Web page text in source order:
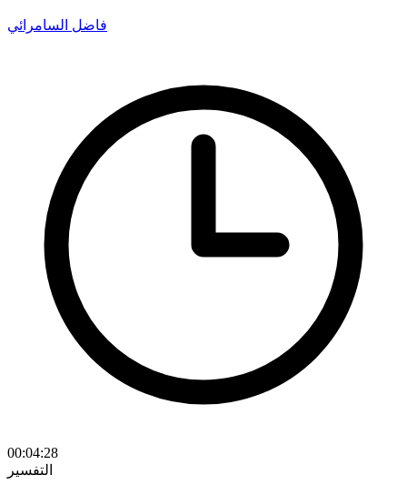
فاضل السامرائي
00:04:28
التفسير